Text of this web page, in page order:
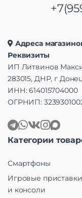
Адреса
Реквизиты
ИП Литвинов
283015, ДНР, г
ИНН: 614015704000
ОГРНИП:
Категории
Смартфоны
Игровые
и консоли